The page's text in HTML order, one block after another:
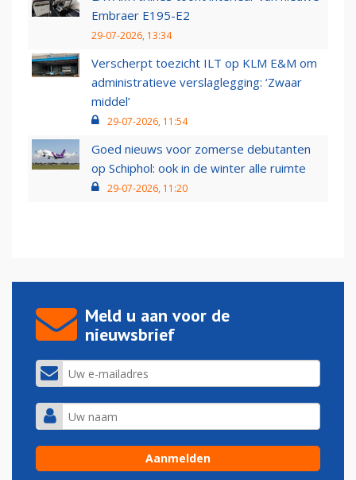
Embraer E195-E2
29-07-2026, 13:34
Verscherpt toezicht ILT op KLM E&M om
administratieve verslaglegging: ‘Zwaar
middel’
29-07-2026, 11:54
Goed nieuws voor zomerse debutanten
op Schiphol: ook in de winter alle ruimte
29-07-2026, 11:20
Meld u aan voor de
nieuwsbrief